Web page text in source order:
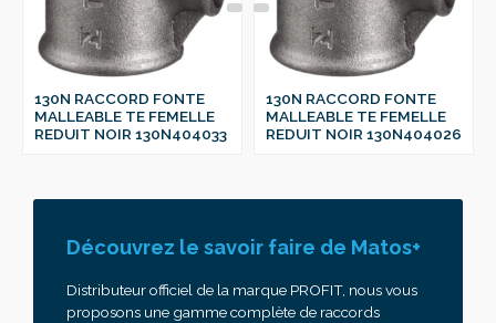
130N RACCORD FONTE
MALLEABLE TE FEMELLE
REDUIT NOIR 130N404033
130N RACCORD FONTE
MALLEABLE TE FEMELLE
REDUIT NOIR 130N404026
Découvrez le savoir faire de Matos+
Distributeur officiel de la marque PROFIT, nous vous
proposons une gamme complète de raccords